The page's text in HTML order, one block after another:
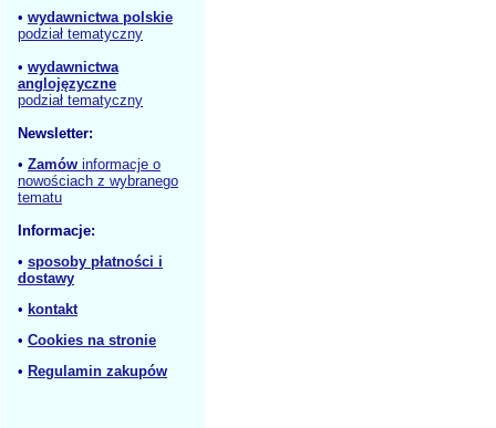
• wydawnictwa polskie
podział tematyczny
• wydawnictwa
anglojęzyczne
podział tematyczny
Newsletter:
• Zamów informacje o
nowościach z wybranego
tematu
Informacje:
• sposoby płatności i
dostawy
• kontakt
• Cookies na stronie
• Regulamin zakupów